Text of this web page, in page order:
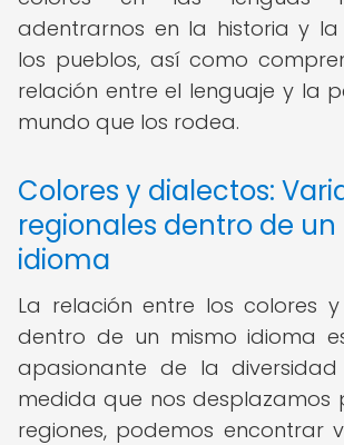
adentrarnos en la historia y
los pueblos, así como
relación entre el lenguaje y la
mundo que los rodea.
Colores y dialectos:
regionales dentro de
idioma
La relación entre los colores
dentro de un mismo idioma
apasionante de la diversidad
medida que nos desplazamos
regiones, podemos encontrar